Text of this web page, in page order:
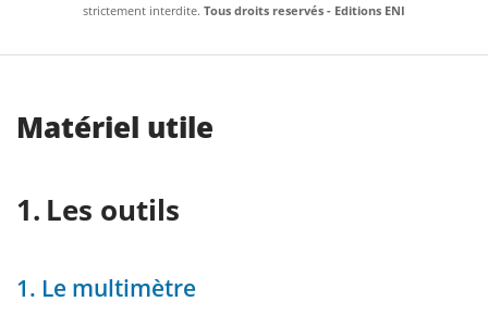
strictement interdite. Tous droits reservés - Editions ENI
Matériel utile
Les outils
1. Le multimètre